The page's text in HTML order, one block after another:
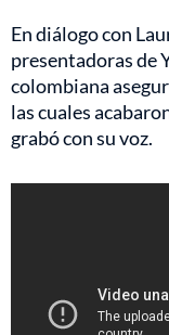
En diálogo con
presentadoras de
colombiana
las cuales
grabó con su voz.